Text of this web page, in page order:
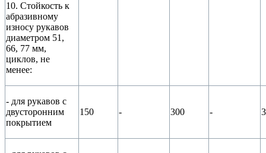
10. Стойкость к
абразивному
износу рукавов
диаметром 51,
66, 77 мм,
циклов, не
менее:
- для рукавов с
двусторонним
покрытием
150 - 300 -